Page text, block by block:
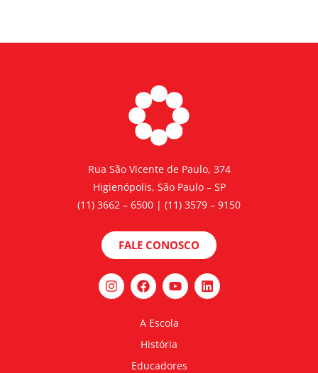
Rua São Vicente de Paulo, 374
Higienópolis, São Paulo – SP
(11) 3662 – 6500 | (11) 3579 – 9150
FALE CONOSCO
A Escola
História
Educadores